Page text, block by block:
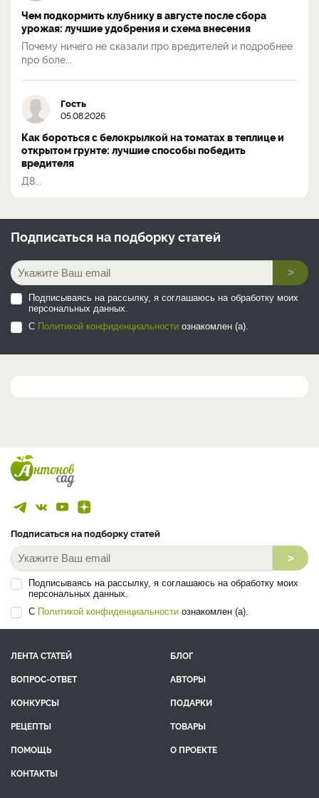
Чем подкормить клубнику в августе после сбора
урожая: лучшие удобрения и схема внесения
Почему ничего не сказали про вредителей и подробнее
про боле...
Гость
05.08.2026
Как бороться с белокрылкой на томатах в теплице и
открытом грунте: лучшие способы победить
вредителя
Д8...
Подписаться на подборку статей
>
Подписываясь на рассылку, я соглашаюсь на обработку моих
персональных данных.
С Политикой конфиденциальности ознакомлен (а).
Подписаться на подборку статей
>
Подписываясь на рассылку, я соглашаюсь на обработку моих
персональных данных.
С Политикой конфиденциальности ознакомлен (а).
ЛЕНТА СТАТЕЙ
БЛОГ
ВОПРОС-ОТВЕТ
АВТОРЫ
КОНКУРСЫ
ПОДАРКИ
РЕЦЕПТЫ
ТОВАРЫ
ПОМОЩЬ
О ПРОЕКТЕ
КОНТАКТЫ